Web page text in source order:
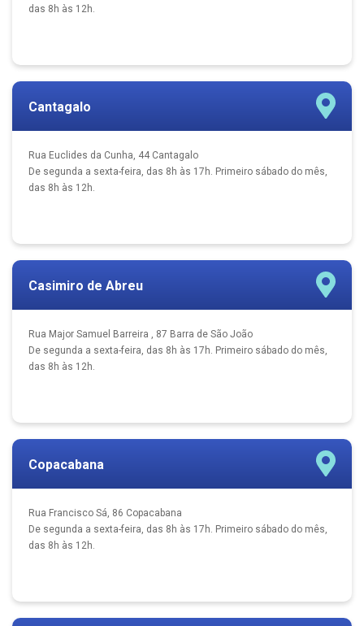
das 8h às 12h.
Cantagalo
Rua Euclides da Cunha, 44 Cantagalo
De segunda a sexta-feira, das 8h às 17h. Primeiro sábado do mês,
das 8h às 12h.
Casimiro de Abreu
Rua Major Samuel Barreira , 87 Barra de São João
De segunda a sexta-feira, das 8h às 17h. Primeiro sábado do mês,
das 8h às 12h.
Copacabana
Rua Francisco Sá, 86 Copacabana
De segunda a sexta-feira, das 8h às 17h. Primeiro sábado do mês,
das 8h às 12h.